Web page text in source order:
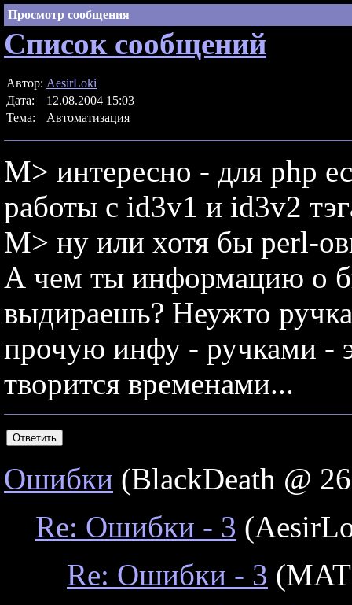
Просмотр сообщения
Список сообщений
Автор: AesirLoki
Дата:
12.08.2004 15:03
Тема:
Автоматизация
M> интересно - для php
работы с id3v1 и id3v2
M> ну или хотя бы perl-
А чем ты информацию о
выдираешь? Неужто
прочую инфу - ручками -
творится временами...
Ошибки (BlackDeath @
Re: Ошибки - 3
Re: Ошибки - 3